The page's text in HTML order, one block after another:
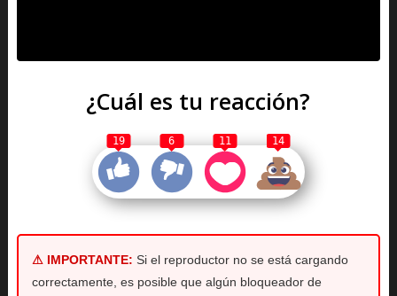
¿Cuál es tu reacción?
19 6 11 14
⚠ IMPORTANTE: Si el reproductor no se está cargando
correctamente, es posible que algún bloqueador de